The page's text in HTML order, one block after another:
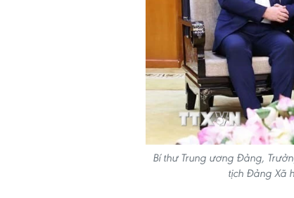
Bí thư Trung ương Đảng,
tịch Đảng Xã